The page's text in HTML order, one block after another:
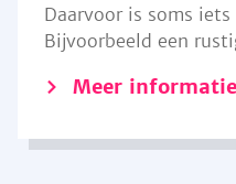
Daarvoor is soms iets
Bijvoorbeeld een
Meer informatie